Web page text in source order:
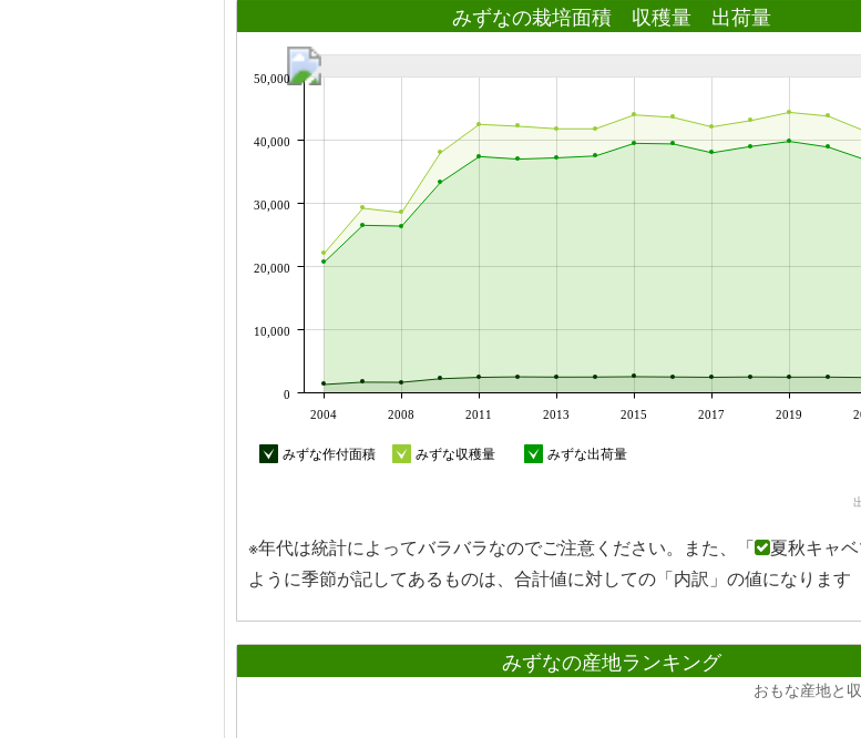
みずなの栽培面積 収穫量 出荷量
2004 2008 2011 2013 2015 2017 2019
0
10,000
20,000
30,000
40,000
50,000
みずな作付面積 みずな収穫量 みずな出荷量
※年代は統計によってバラバラなのでご注意ください。また、「
夏秋キャ
ように季節が記してあるものは、合計値に対しての「内訳」の値になります
みずなの産地ランキング
おもな産地と